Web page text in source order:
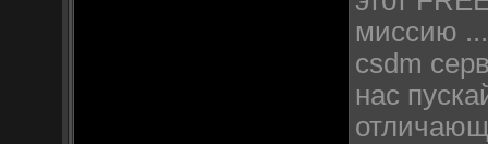
миссию ...
csdm
нас